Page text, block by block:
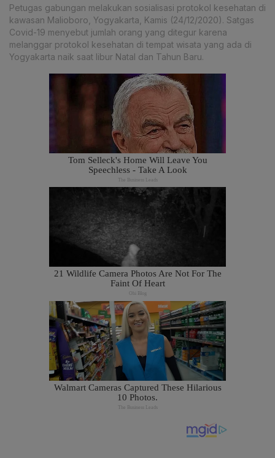
Petugas gabungan melakukan sosialisasi protokol kesehatan di
kawasan Malioboro, Yogyakarta, Kamis (24/12/2020). Satgas
Covid-19 menyebut jumlah orang yang ditegur karena
melanggar protokol kesehatan di tempat wisata yang ada di
Yogyakarta naik saat libur Natal dan Tahun Baru.